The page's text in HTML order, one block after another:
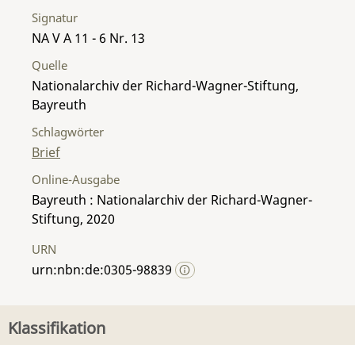
Signatur
NA V A 11 - 6 Nr. 13
Quelle
Nationalarchiv der Richard-Wagner-Stiftung,
Bayreuth
Schlagwörter
Brief
Online-Ausgabe
Bayreuth : Nationalarchiv der Richard-Wagner-
Stiftung, 2020
URN
urn:nbn:de:0305-98839
Klassifikation